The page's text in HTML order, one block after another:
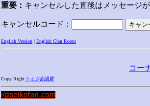
重要： キャンセルした直後はメッセージ
キャンセルコード：
English Version English Chat Room
コー
Copy Right うぇぶ会議室